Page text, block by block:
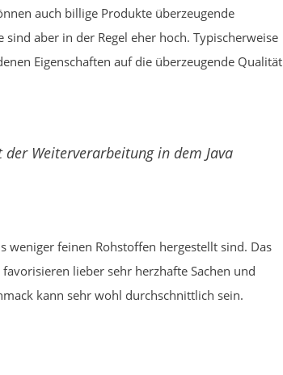
auch billige Produkte überzeugende
aber in der Regel eher hoch. Typischerweise
Eigenschaften auf die überzeugende Qualität
Weiterverarbeitung in dem Java
weniger feinen Rohstoffen hergestellt sind. Das
lieber sehr herzhafte Sachen und
kann sehr wohl durchschnittlich sein.